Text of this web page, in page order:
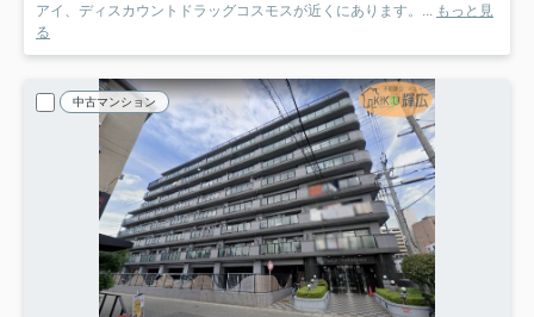
アイ、ディスカウントドラッグコスモスが近くにあります。... もっと見
る
中古マンション